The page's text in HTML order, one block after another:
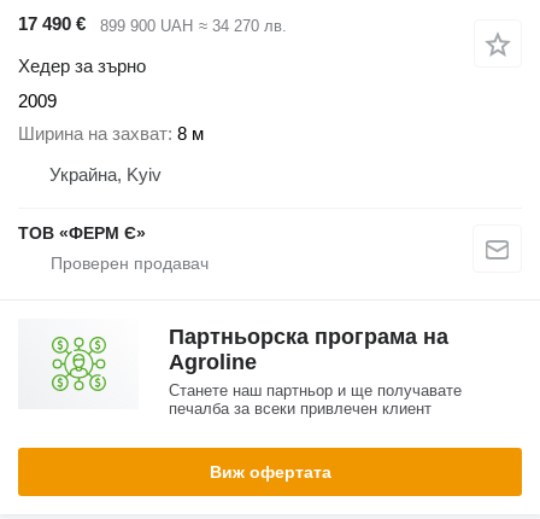
17 490 €
899 900 UAH ≈ 34 270 лв.
Хедер за зърно
2009
Ширина на захват 8 м
Украйна, Kyiv
ТОВ «ФЕРМ Є»
Партньорска програма на
Agroline
Станете наш партньор и ще получавате
печалба за всеки привлечен клиент
Виж офертата